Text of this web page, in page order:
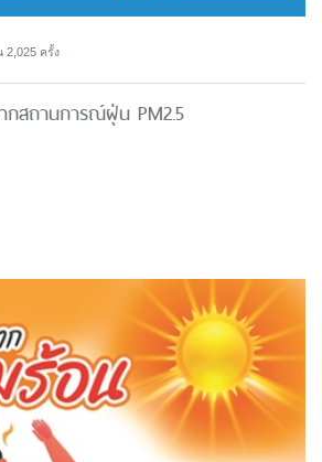
2,025 ครั้ง
กสถานการณ์ฝุ่น PM2.5